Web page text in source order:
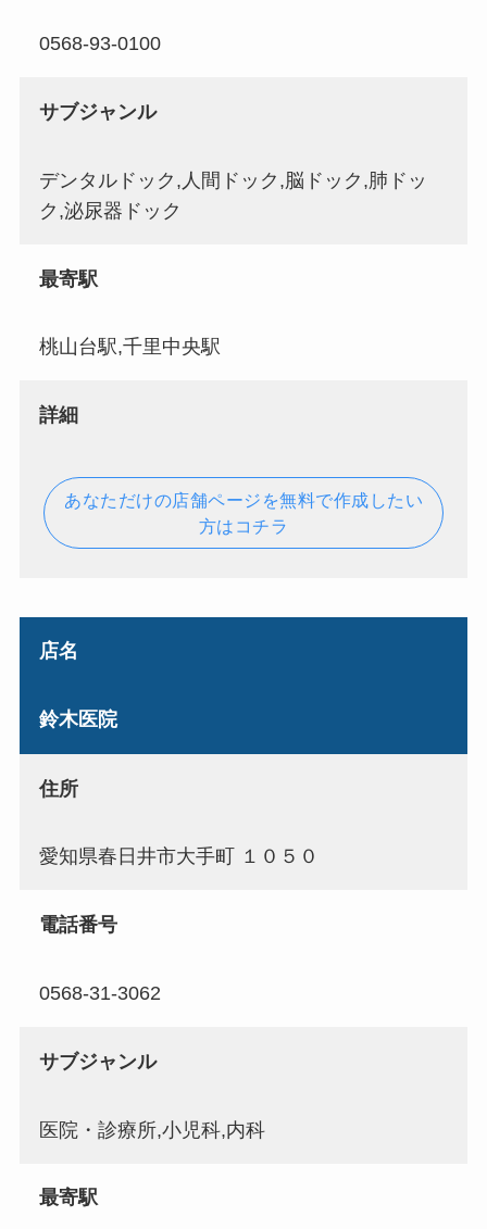
0568-93-0100
サブジャンル
デンタルドック,人間ドック,脳ドック,肺ドッ
ク,泌尿器ドック
最寄駅
桃山台駅,千里中央駅
詳細
あなただけの店舗ページを無料で作成したい
方はコチラ
店名
鈴木医院
住所
愛知県春日井市大手町 １０５０
電話番号
0568-31-3062
サブジャンル
医院・診療所,小児科,内科
最寄駅